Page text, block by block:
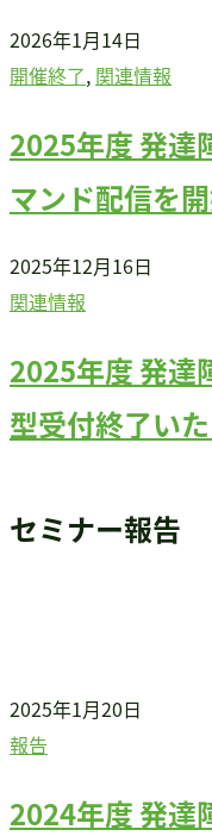
2026年1月14日
開催終了, 関連情報
2025年度 発達
マンド配信を
2025年12月16日
関連情報
2025年度 発
型受付終了い
セミナー報告
2025年1月20日
報告
2024年度 発